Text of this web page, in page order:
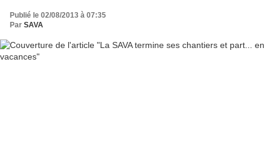
Publié le 02/08/2013 à 07:35
Par SAVA